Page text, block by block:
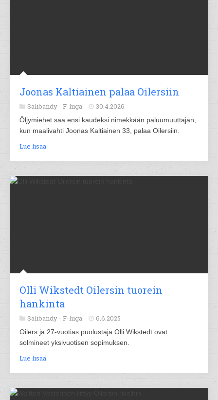
Joonas Kaltiainen palaa Oilersiin
Salibandy - F-liiga 30.4.2026
Öljymiehet saa ensi kaudeksi nimekkään paluumuuttajan,
kun maalivahti Joonas Kaltiainen 33, palaa Oilersiin.
Lue lisää
Olli Wikstedt Oilersin tuorein
hankinta
Salibandy - F-liiga 6.6.2025
Oilers ja 27-vuotias puolustaja Olli Wikstedt ovat
solmineet yksivuotisen sopimuksen.
Lue lisää